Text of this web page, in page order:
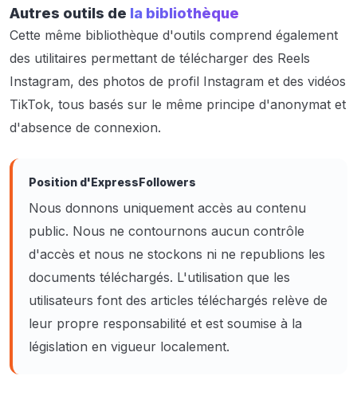
Autres outils de la bibliothèque
Cette même bibliothèque d'outils comprend également
des utilitaires permettant de télécharger des Reels
Instagram, des photos de profil Instagram et des vidéos
TikTok, tous basés sur le même principe d'anonymat et
d'absence de connexion.
Position d'ExpressFollowers
Nous donnons uniquement accès au contenu
public. Nous ne contournons aucun contrôle
d'accès et nous ne stockons ni ne republions les
documents téléchargés. L'utilisation que les
utilisateurs font des articles téléchargés relève de
leur propre responsabilité et est soumise à la
législation en vigueur localement.